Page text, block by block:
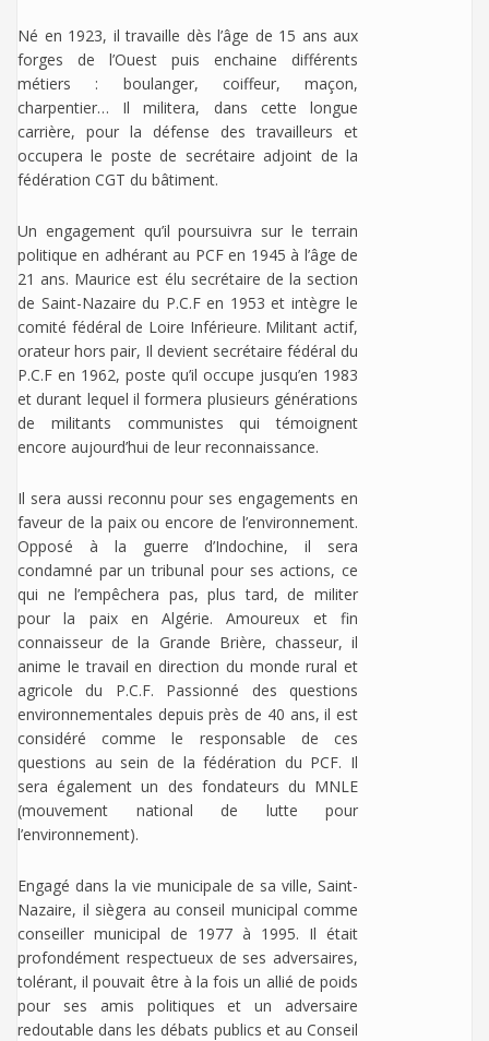
Né en 1923, il travaille dès l’âge de 15 ans aux
forges de l’Ouest puis enchaine différents
métiers : boulanger, coiffeur, maçon,
charpentier… Il militera, dans cette longue
carrière, pour la défense des travailleurs et
occupera le poste de secrétaire adjoint de la
fédération CGT du bâtiment.
Un engagement qu’il poursuivra sur le terrain
politique en adhérant au PCF en 1945 à l’âge de
21 ans. Maurice est élu secrétaire de la section
de Saint-Nazaire du P.C.F en 1953 et intègre le
comité fédéral de Loire Inférieure. Militant actif,
orateur hors pair, Il devient secrétaire fédéral du
P.C.F en 1962, poste qu’il occupe jusqu’en 1983
et durant lequel il formera plusieurs générations
de militants communistes qui témoignent
encore aujourd’hui de leur reconnaissance.
Il sera aussi reconnu pour ses engagements en
faveur de la paix ou encore de l’environnement.
Opposé à la guerre d’Indochine, il sera
condamné par un tribunal pour ses actions, ce
qui ne l’empêchera pas, plus tard, de militer
pour la paix en Algérie. Amoureux et fin
connaisseur de la Grande Brière, chasseur, il
anime le travail en direction du monde rural et
agricole du P.C.F. Passionné des questions
environnementales depuis près de 40 ans, il est
considéré comme le responsable de ces
questions au sein de la fédération du PCF. Il
sera également un des fondateurs du MNLE
(mouvement national de lutte pour
l’environnement).
Engagé dans la vie municipale de sa ville, Saint-
Nazaire, il siègera au conseil municipal comme
conseiller municipal de 1977 à 1995. Il était
profondément respectueux de ses adversaires,
tolérant, il pouvait être à la fois un allié de poids
pour ses amis politiques et un adversaire
redoutable dans les débats publics et au Conseil